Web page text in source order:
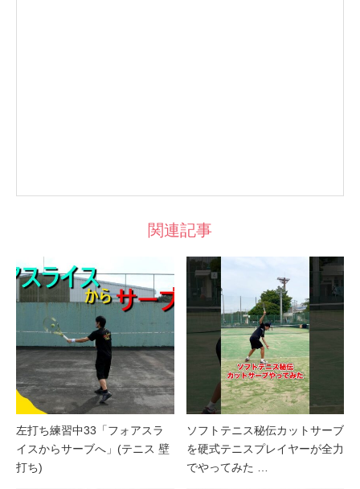
関連記事
左打ち練習中33「フォアスラ
イスからサーブへ」(テニス 壁
打ち)
ソフトテニス秘伝カットサーブ
を硬式テニスプレイヤーが全力
でやってみた …